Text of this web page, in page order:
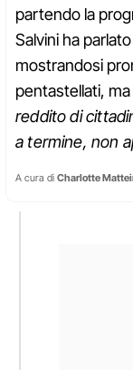
partendo la
Salvini ha
mostrandosi
pentastellati,
reddito di
a termine, non
A cura di Charlotte